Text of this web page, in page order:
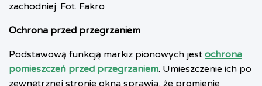
zachodniej. Fot. Fakro
Ochrona przed przegrzaniem
Podstawową funkcją markiz pionowych jest ochrona
pomieszczeń przed przegrzaniem. Umieszczenie ich po